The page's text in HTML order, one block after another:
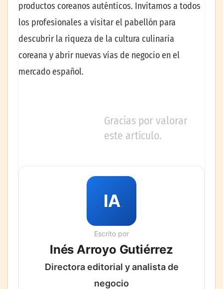
productos coreanos auténticos. Invitamos a todos
los profesionales a visitar el pabellón para
descubrir la riqueza de la cultura culinaria
coreana y abrir nuevas vías de negocio en el
mercado español.
Gracias por valorar
este artículo.
IA
Escrito por
Inés Arroyo Gutiérrez
Directora editorial y analista de
negocio